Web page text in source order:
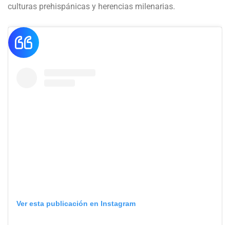
culturas prehispánicas y herencias milenarias.
Ver esta publicación en Instagram